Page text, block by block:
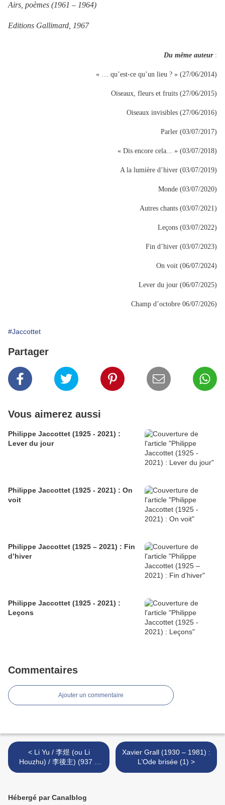
Airs, poèmes (1961 – 1964)
Editions Gallimard, 1967
Du même auteur :
« … qu’est-ce qu’un lieu ? » (27/06/2014)
Oiseaux, fleurs et fruits (27/06/2015)
Oiseaux invisibles (27/06/2016)
Parler (03/07/2017)
« Dis encore cela... » (03/07/2018)
A la lumière d’hiver (03/07/2019)
Monde (03/07/2020)
Autres chants (03/07/2021)
Leçons (03/07/2022)
Fin d’hiver (03/07/2023)
On voit (06/07/2024)
Lever du jour (06/07/2025)
Champ d’octobre 06/07/2026)
#Jaccottet
Partager
Vous aimerez aussi
Philippe Jaccottet (1925 - 2021) :
Lever du jour
Philippe Jaccottet (1925 - 2021) : On
voit
Philippe Jaccottet (1925 – 2021) : Fin
d’hiver
Philippe Jaccottet (1925 - 2021) :
Leçons
Commentaires
Ajouter un commentaire
< Li Yu / 李煜 (ou Li
Houzhu) / 李後主) (937 –
978) : « L’éclat des fleurs...
Xavier Grall (1930 – 1981) :
L’Ode brisée (1) >
Hébergé par Canalblog